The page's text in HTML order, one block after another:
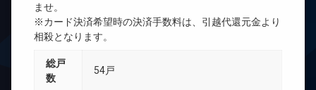
ませ。
※カード決済希望時の決済手数料は、引越代還元金より
相殺となります。
総戸
数
54戸